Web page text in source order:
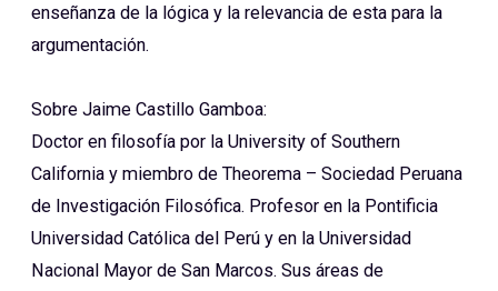
enseñanza de la lógica y la relevancia de esta para la
argumentación.
Sobre Jaime Castillo Gamboa:
Doctor en filosofía por la University of Southern
California y miembro de Theorema – Sociedad Peruana
de Investigación Filosófica. Profesor en la Pontificia
Universidad Católica del Perú y en la Universidad
Nacional Mayor de San Marcos. Sus áreas de